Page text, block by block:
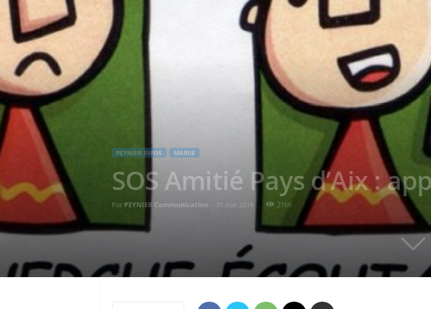
PEYNIER INFOS MAIRIE
SOS Amitié Pays d’Aix :
Par PEYNIER Communication - 31 mai 2016 2166